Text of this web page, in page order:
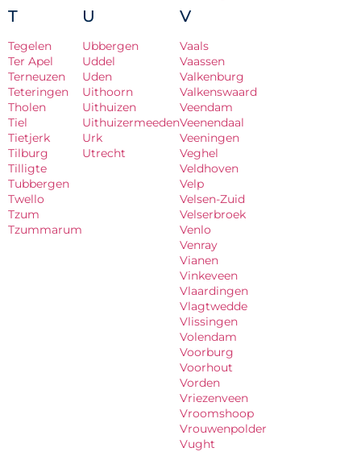
T
Tegelen
Ter Apel
Terneuzen
Teteringen
Tholen
Tiel
Tietjerk
Tilburg
Tilligte
Tubbergen
Twello
Tzum
Tzummarum
U
Ubbergen
Uddel
Uden
Uithoorn
Uithuizen
Uithuizermeeden
Urk
Utrecht
V
Vaals
Vaassen
Valkenburg
Valkenswaard
Veendam
Veenendaal
Veeningen
Veghel
Veldhoven
Velp
Velsen-Zuid
Velserbroek
Venlo
Venray
Vianen
Vinkeveen
Vlaardingen
Vlagtwedde
Vlissingen
Volendam
Voorburg
Voorhout
Vorden
Vriezenveen
Vroomshoop
Vrouwenpolder
Vught